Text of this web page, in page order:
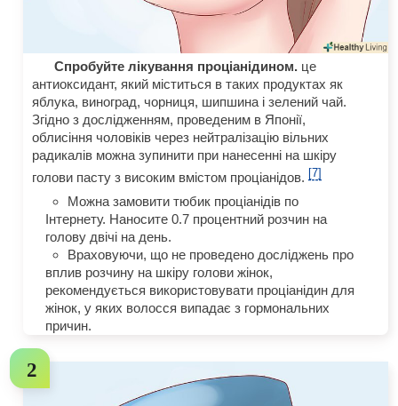
Спробуйте лікування проціанідином. це
антиоксидант, який міститься в таких продуктах як
яблука, виноград, чорниця, шипшина і зелений чай.
Згідно з дослідженням, проведеним в Японії,
облисіння чоловіків через нейтралізацію вільних
радикалів можна зупинити при нанесенні на шкіру
голови пасту з високим вмістом проціанідов.[7]
Можна замовити тюбик проціанідів по
Інтернету. Наносите 0.7 процентний розчин на
голову двічі на день.
Враховуючи, що не проведено досліджень про
вплив розчину на шкіру голови жінок,
рекомендується використовувати проціанідин для
жінок, у яких волосся випадає з гормональних
причин.